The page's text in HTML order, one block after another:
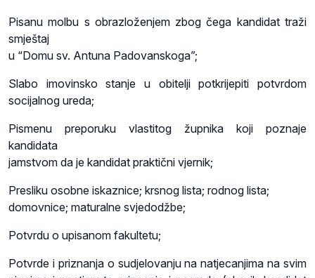
Pisanu molbu s obrazloženjem zbog čega kandidat traži
smještaj
u “Domu sv. Antuna Padovanskoga”;
Slabo imovinsko stanje u obitelji potkrijepiti potvrdom
socijalnog ureda;
Pismenu preporuku vlastitog župnika koji poznaje
kandidata
jamstvom da je kandidat praktični vjernik;
Presliku osobne iskaznice; krsnog lista; rodnog lista;
domovnice; maturalne svjedodžbe;
Potvrdu o upisanom fakultetu;
Potvrde i priznanja o sudjelovanju na natjecanjima na svim